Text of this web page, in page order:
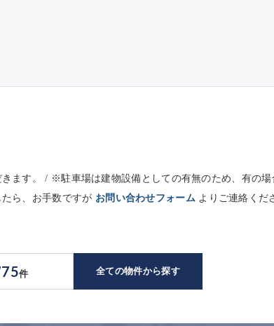
す。 / ※駐車場は建物設備としての有無のため、有の
ら、お手数ですが お問い合わせフォーム よりご連絡くだ
件 全ての物件から探す